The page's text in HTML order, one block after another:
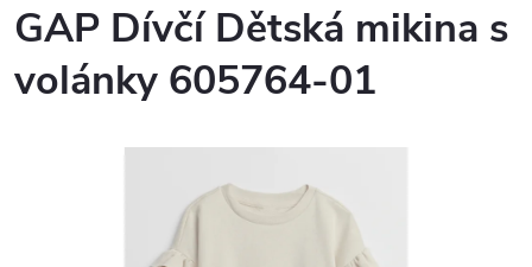
GAP Dívčí Dětská mikina s
volánky 605764-01